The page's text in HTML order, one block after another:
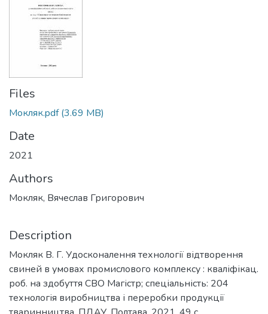
Files
Мокляк.pdf(3.69 MB)
Date
2021
Authors
Мокляк, Вячеслав Григорович
Description
Мокляк В. Г. Удосконалення технології відтворення
свиней в умовах промислового комплексу : кваліфікац.
роб. на здобуття СВО Магістр; спеціальність: 204
технологія виробництва і переробки продукції